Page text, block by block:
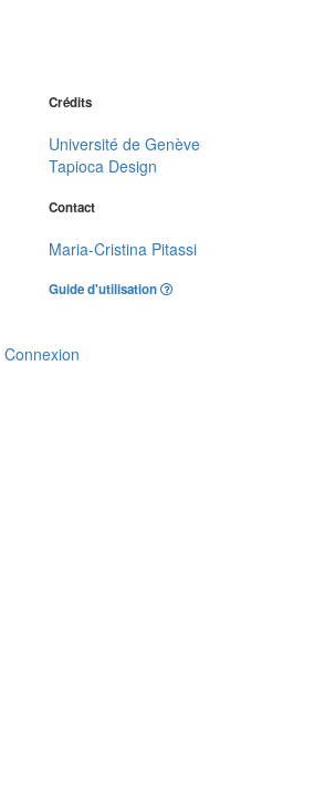
Crédits
Université de Genève
Tapioca Design
Contact
Maria-Cristina Pitassi
Guide d'utilisation
Connexion